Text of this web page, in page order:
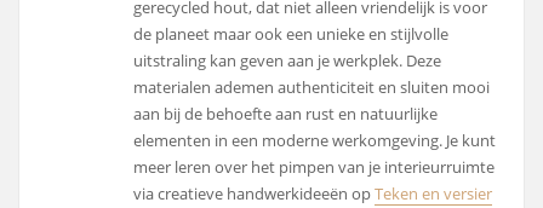
gerecycled hout, dat niet alleen vriendelijk is voor
de planeet maar ook een unieke en stijlvolle
uitstraling kan geven aan je werkplek. Deze
materialen ademen authenticiteit en sluiten mooi
aan bij de behoefte aan rust en natuurlijke
elementen in een moderne werkomgeving. Je kunt
meer leren over het pimpen van je interieurruimte
via creatieve handwerkideeën opTeken en versier